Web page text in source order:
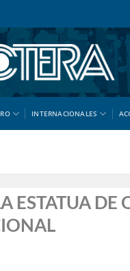
INTERNACIONALES
ESTATUA DE